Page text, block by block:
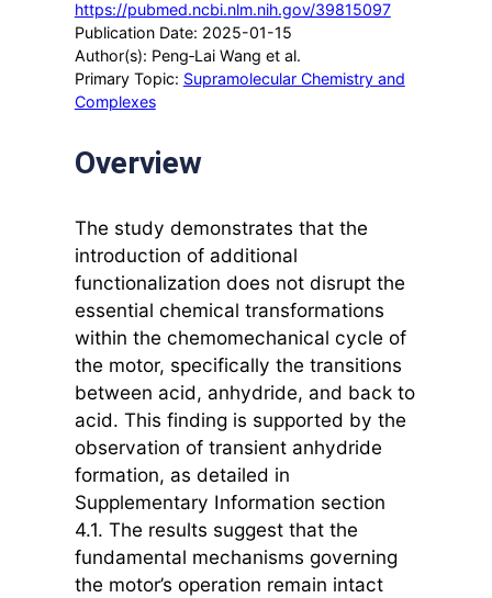
https://pubmed.ncbi.nlm.nih.gov/39815097
Publication Date: 2025-01-15
Author(s): Peng‐Lai Wang et al.
Primary Topic: Supramolecular Chemistry and
Complexes
Overview
The study demonstrates that the
introduction of additional
functionalization does not disrupt the
essential chemical transformations
within the chemomechanical cycle of
the motor, specifically the transitions
between acid, anhydride, and back to
acid. This finding is supported by the
observation of transient anhydride
formation, as detailed in
Supplementary Information section
4.1. The results suggest that the
fundamental mechanisms governing
the motor’s operation remain intact